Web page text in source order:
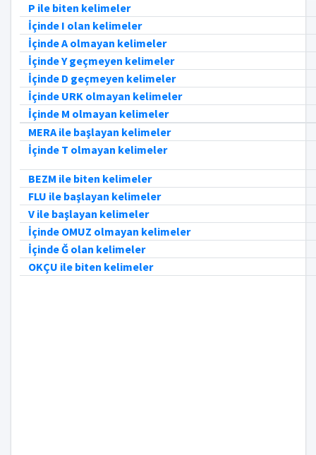
P ile biten kelimeler
İçinde I olan kelimeler
İçinde A olmayan kelimeler
İçinde Y geçmeyen kelimeler
İçinde D geçmeyen kelimeler
İçinde URK olmayan kelimeler
İçinde M olmayan kelimeler
MERA ile başlayan kelimeler
İçinde T olmayan kelimeler
BEZM ile biten kelimeler
FLU ile başlayan kelimeler
V ile başlayan kelimeler
İçinde OMUZ olmayan kelimeler
İçinde Ğ olan kelimeler
OKÇU ile biten kelimeler